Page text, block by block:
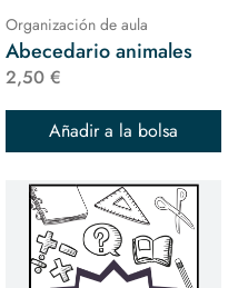
Organización de aula
Abecedario animales
2,50 €
Añadir a la bolsa